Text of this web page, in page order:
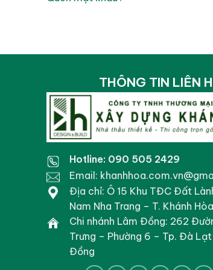
THÔNG TIN LIÊN
Hotline: 090 505 2429
Email:
Địa chỉ: Ô 15 Khu TĐC Đất
Nam Nha Trang – T. Khánh Hòa
Chi nhánh Lâm Đồng: 262
Trưng – Phường 6 – Tp. Đà
Đồng